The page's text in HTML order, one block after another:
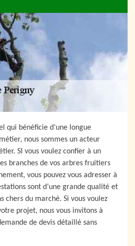
qui bénéficie d’une longue
nous sommes un acteur
SI vous voulez confier à un
branches de vos arbres fruitiers
vous pouvez vous adresser à
sont d’une grande qualité et
chers du marché. Si vous voulez
projet, nous vous invitons à
de devis détaillé sans